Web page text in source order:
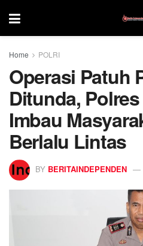
Home POLRI
Operasi Patuh
Ditunda,
Imbau
Berlalu Lintas
BY BERITAINDEPENDEN